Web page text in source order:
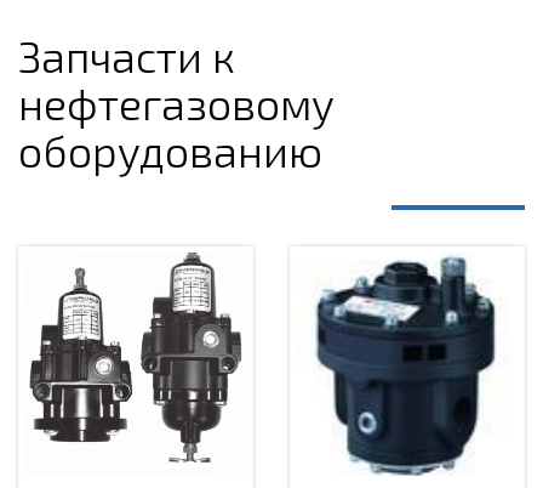
Запчасти к
нефтегазовому
оборудованию